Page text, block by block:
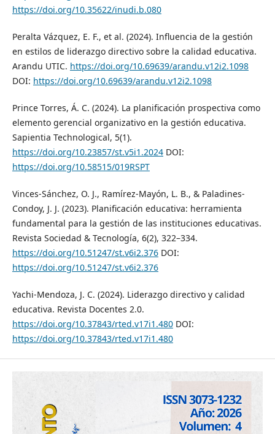
https://doi.org/10.35622/inudi.b.080
Peralta Vázquez, E. F., et al. (2024). Influencia de la gestión
en estilos de liderazgo directivo sobre la calidad educativa.
Arandu UTIC. https://doi.org/10.69639/arandu.v12i2.1098
DOI: https://doi.org/10.69639/arandu.v12i2.1098
Prince Torres, Á. C. (2024). La planificación prospectiva como
elemento gerencial organizativo en la gestión educativa.
Sapientia Technological, 5(1).
https://doi.org/10.23857/st.v5i1.2024DOI:
https://doi.org/10.58515/019RSPT
Vinces-Sánchez, O. J., Ramírez-Mayón, L. B., & Paladines-
Condoy, J. J. (2023). Planificación educativa: herramienta
fundamental para la gestión de las instituciones educativas.
Revista Sociedad & Tecnología, 6(2), 322–334.
https://doi.org/10.51247/st.v6i2.376DOI:
https://doi.org/10.51247/st.v6i2.376
Yachi-Mendoza, J. C. (2024). Liderazgo directivo y calidad
educativa. Revista Docentes 2.0.
https://doi.org/10.37843/rted.v17i1.480DOI:
https://doi.org/10.37843/rted.v17i1.480